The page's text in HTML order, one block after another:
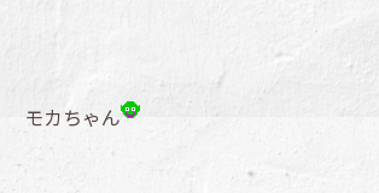
モカちゃん